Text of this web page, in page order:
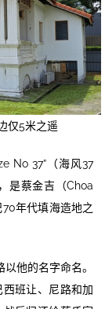
仅5米之遥
No 37”（海风37
是蔡金吉（Choa
年代填海造地之
他的名字命名。
班让、尼路和加